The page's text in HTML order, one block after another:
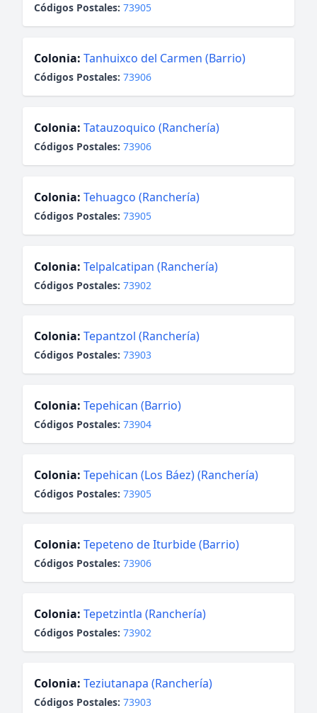
Códigos Postales: 73905
Colonia: Tanhuixco del Carmen (Barrio)
Códigos Postales: 73906
Colonia: Tatauzoquico (Ranchería)
Códigos Postales: 73906
Colonia: Tehuagco (Ranchería)
Códigos Postales: 73905
Colonia: Telpalcatipan (Ranchería)
Códigos Postales: 73902
Colonia: Tepantzol (Ranchería)
Códigos Postales: 73903
Colonia: Tepehican (Barrio)
Códigos Postales: 73904
Colonia: Tepehican (Los Báez) (Ranchería)
Códigos Postales: 73905
Colonia: Tepeteno de Iturbide (Barrio)
Códigos Postales: 73906
Colonia: Tepetzintla (Ranchería)
Códigos Postales: 73902
Colonia: Teziutanapa (Ranchería)
Códigos Postales: 73903